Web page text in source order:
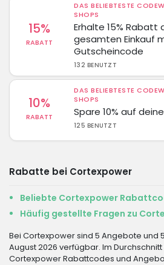
15%
RABATT
DAS BELIEBTESTE
SHOPS
Erhalte 15% Rabatt
gesamten Einkauf
Gutscheincode
132 BENUTZT
10%
RABATT
DAS BELIEBTESTE
SHOPS
Spare 10% auf
125 BENUTZT
Rabatte bei Cortexpower
Beliebte Cortexpower
Häufig gestellte Fragen zu
Bei Cortexpower sind 5 Angebote und
August 2026 verfügbar. Im
Cortexpower Rabattcodes und